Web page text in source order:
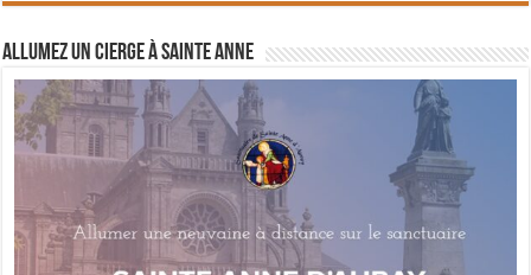
Allumez un cierge à Sainte Anne